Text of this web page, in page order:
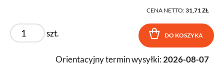
CENA NETTO:31,71 ZŁ
szt. DO KOSZYKA
Orientacyjny termin wysyłki: 2026-08-07